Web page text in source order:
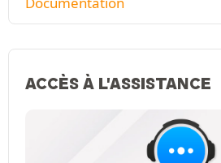
ACCÈS À L'ASSISTANCE